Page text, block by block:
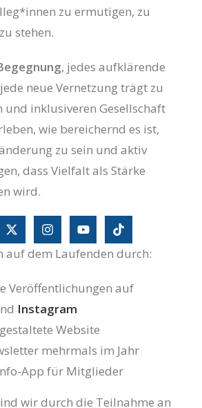
zu ermutigen, zu
stehen.
, jedes aufklärende
neue Vernetzung trägt zu
und inklusiveren Gesellschaft
wie bereichernd es ist,
zu sein und aktiv
dass Vielfalt als Stärke
wird.
auf dem Laufenden durch:
Veröffentlichungen auf
Instagram
Website
mehrmals im Jahr
App für Mitglieder
wir durch die Teilnahme an